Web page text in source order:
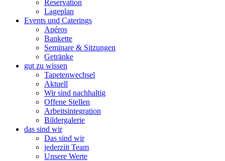
Reservation
Lageplan
Events und Caterings
Apéros
Bankette
Seminare & Sitzungen
Getränke
gut zu wissen
Tapetenwechsel
Aktuell
Wir sind nachhaltig
Offene Stellen
Arbeitsintegration
Bildergalerie
das sind wir
Das sind wir
jederziit Team
Unsere Werte